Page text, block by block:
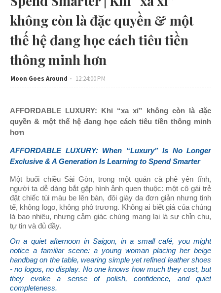
không còn là đặc quyền & một
thế hệ đang học cách tiêu tiền
thông minh hơn
Moon Goes Around 12:24:00 PM
AFFORDABLE LUXURY: Khi “xa xỉ” không còn là đặc
quyền & một thế hệ đang học cách tiêu tiền thông minh
hơn
AFFORDABLE LUXURY: When “Luxury” Is No Longer
Exclusive & A Generation Is Learning to Spend Smarter
Một buổi chiều Sài Gòn, trong một quán cà phê yên tĩnh,
người ta dễ dàng bắt gặp hình ảnh quen thuộc: một cô gái trẻ
đặt chiếc túi màu be lên bàn, đôi giày da đơn giản nhưng tinh
tế, không logo, không phô trương. Không ai biết giá của chúng
là bao nhiêu, nhưng cảm giác chúng mang lại là sự chỉn chu,
tự tin và đủ đầy.
On a quiet afternoon in Saigon, in a small café, you might
notice a familiar scene: a young woman placing her beige
handbag on the table, wearing simple yet refined leather shoes
- no logos, no display. No one knows how much they cost, but
they evoke a sense of polish, confidence, and quiet
completeness.